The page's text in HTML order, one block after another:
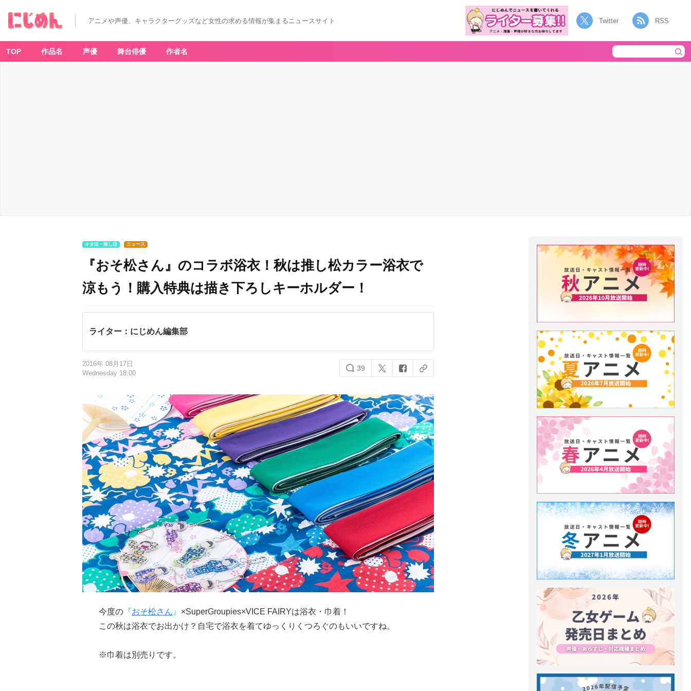
アニメや声優、キャラクターグッズなど女性の求める情報が集まるニュースサイト Twitter RSS
TOP 作品名 声優 舞台俳優 作者名
オタ活・推し活 ニュース
『おそ松さん』のコラボ浴衣！秋は推し松カラー浴衣で
涼もう！購入特典は描き下ろしキーホルダー！
ライター：にじめん編集部
2016年 08月17日
Wednesday 18:00
39
今度の 『おそ松さん 』 ×SuperGroupies×VICE FAIRYは浴衣・巾着！
この秋は浴衣でお出かけ？自宅で浴衣を着てゆっくりくつろぐのもいいですね。
※巾着は別売りです。